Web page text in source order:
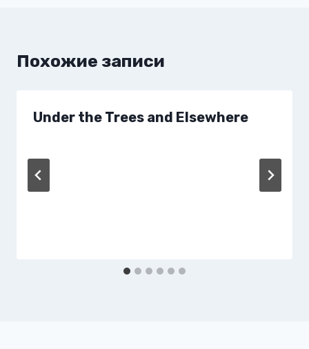
Похожие записи
Under the Trees and Elsewhere